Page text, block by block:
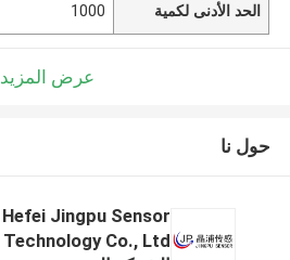
الحد الأدنى لكمية 1000
عرض المزيد
حول نا
Hefei Jingpu Sensor